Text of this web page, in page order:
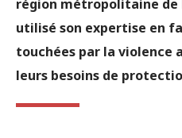
région métropolitaine de
utilisé son expertise en
touchées par la violence
leurs besoins de